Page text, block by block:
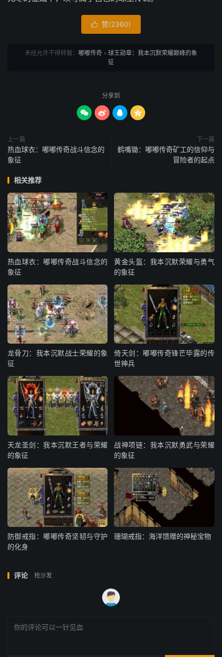
 赞(2360)
未经允许不得转载： 嘟嘟传奇 » 球王勋章：我本沉默荣耀巅峰的象
征
分享到
   
上一篇
热血球衣：嘟嘟传奇战斗信念的
象征
下一篇
鹤嘴锄：嘟嘟传奇矿工的信仰与
冒险者的起点
相关推荐
热血球衣：嘟嘟传奇战斗信念的
象征
黄金头盔：我本沉默荣耀与勇气
的象征
龙骨刀：我本沉默战士荣耀的象
征
倚天剑：嘟嘟传奇锋芒毕露的传
世神兵
天龙圣剑：我本沉默王者与荣耀
的象征
战神项链：我本沉默勇武与荣耀
的象征
防御戒指：嘟嘟传奇坚韧与守护
的化身
珊瑚戒指：海洋馈赠的神秘宝物
评论 抢沙发